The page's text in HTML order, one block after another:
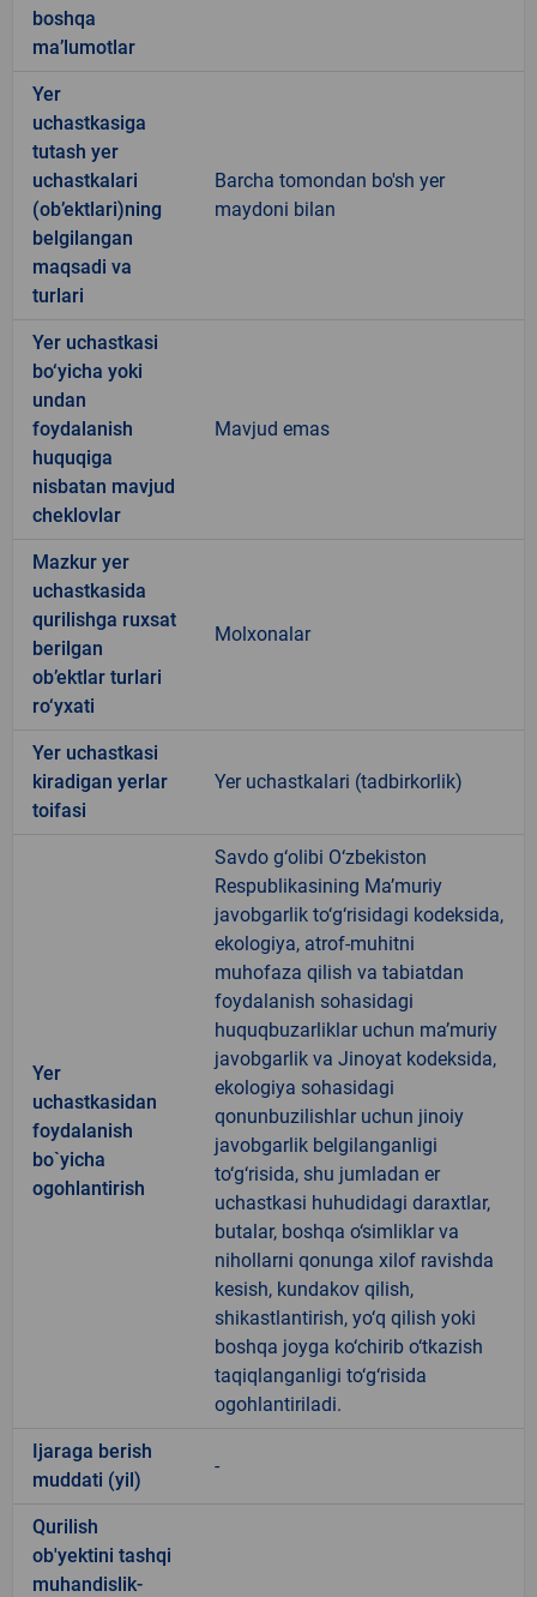
boshqa
ma’lumotlar
Yer
uchastkasiga
tutash yer
uchastkalari
(ob’ektlari)ning
belgilangan
maqsadi va
turlari
Barcha tomondan bo'sh yer
maydoni bilan
Yer uchastkasi
bo‘yicha yoki
undan
foydalanish
huquqiga
nisbatan mavjud
cheklovlar
Mavjud emas
Mazkur yer
uchastkasida
qurilishga ruxsat
berilgan
ob’ektlar turlari
ro‘yxati
Molxonalar
Yer uchastkasi
kiradigan yerlar
toifasi
Yer uchastkalari (tadbirkorlik)
Yer
uchastkasidan
foydalanish
bo`yicha
ogohlantirish
Savdo g‘olibi O‘zbekiston
Respublikasining Ma’muriy
javobgarlik to‘g‘risidagi kodeksida,
ekologiya, atrof-muhitni
muhofaza qilish va tabiatdan
foydalanish sohasidagi
huquqbuzarliklar uchun ma’muriy
javobgarlik va Jinoyat kodeksida,
ekologiya sohasidagi
qonunbuzilishlar uchun jinoiy
javobgarlik belgilanganligi
to‘g‘risida, shu jumladan er
uchastkasi huhudidagi daraxtlar,
butalar, boshqa o‘simliklar va
nihollarni qonunga xilof ravishda
kesish, kundakov qilish,
shikastlantirish, yo‘q qilish yoki
boshqa joyga ko‘chirib o‘tkazish
taqiqlanganligi to‘g‘risida
ogohlantiriladi.
Ijaraga berish
muddati (yil)
-
Qurilish
ob'yektini tashqi
muhandislik-